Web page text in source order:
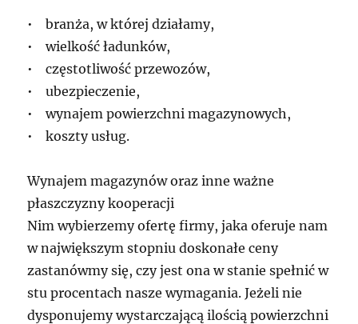
• branża, w której działamy,
• wielkość ładunków,
• częstotliwość przewozów,
• ubezpieczenie,
• wynajem powierzchni magazynowych,
• koszty usług.
Wynajem magazynów oraz inne ważne
płaszczyzny kooperacji
Nim wybierzemy ofertę firmy, jaka oferuje nam
w największym stopniu doskonałe ceny
zastanówmy się, czy jest ona w stanie spełnić w
stu procentach nasze wymagania. Jeżeli nie
dysponujemy wystarczającą ilością powierzchni